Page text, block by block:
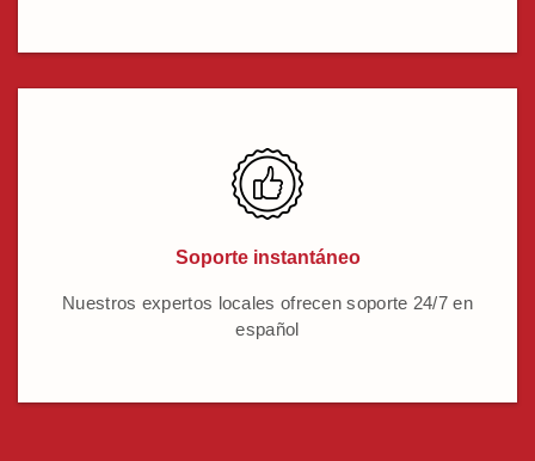
Soporte instantáneo
Nuestros expertos locales ofrecen soporte 24/7 en
español